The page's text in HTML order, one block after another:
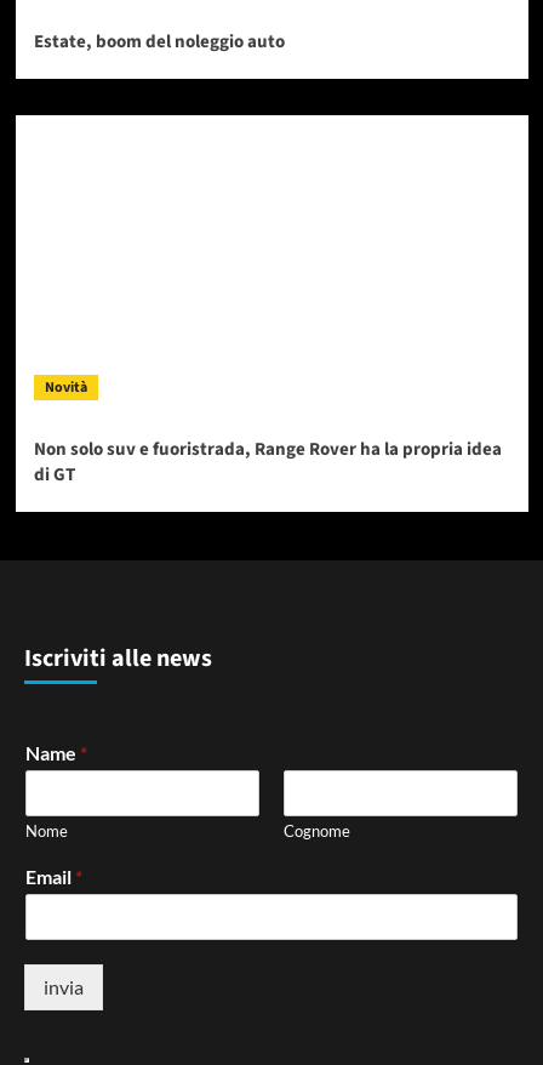
Estate, boom del noleggio auto
Novità
Non solo suv e fuoristrada, Range Rover ha la propria idea
di GT
Iscriviti alle news
Name *
Nome Cognome
Email *
invia